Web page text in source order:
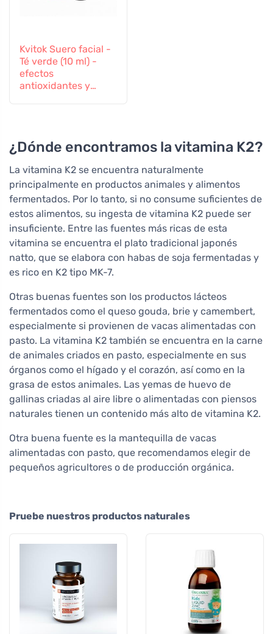
Kvitok Suero facial -
Té verde (10 ml) -
efectos
antioxidantes y
¿Dónde encontramos la vitamina K2?
La vitamina K2 se encuentra naturalmente
principalmente en productos animales y alimentos
fermentados. Por lo tanto, si no consume suficientes de
estos alimentos, su ingesta de vitamina K2 puede ser
insuficiente. Entre las fuentes más ricas de esta
vitamina se encuentra el plato tradicional japonés
natto, que se elabora con habas de soja fermentadas y
es rico en K2 tipo MK-7.
Otras buenas fuentes son los productos lácteos
fermentados como el queso gouda, brie y camembert,
especialmente si provienen de vacas alimentadas con
pasto. La vitamina K2 también se encuentra en la carne
de animales criados en pasto, especialmente en sus
órganos como el hígado y el corazón, así como en la
grasa de estos animales. Las yemas de huevo de
gallinas criadas al aire libre o alimentadas con piensos
naturales tienen un contenido más alto de vitamina K2.
Otra buena fuente es la mantequilla de vacas
alimentadas con pasto, que recomendamos elegir de
pequeños agricultores o de producción orgánica.
Pruebe nuestros productos naturales